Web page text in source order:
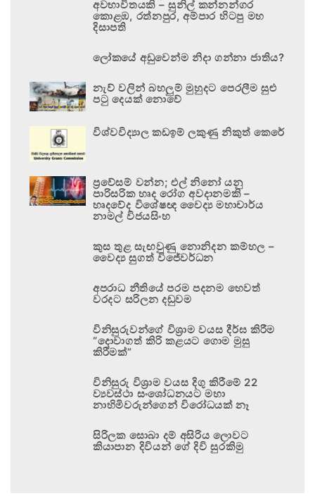
අවභාවිතයකි – සුනිල් කන්නන්ගර
කොළඹ, රත්නපුර, අම්පාර හිටපු මහ
දිසාපති
ලෝකයේ අඩුවෙන්ම නිදා ගන්නා ජාතිය?
නැව් වලින් බහලුම් මුහුදට පෙරලීම සුළු
පටු දෙයක් නොවේ
විශ්වවිද්‍යාල කඩඉම් ලකුණු නිකුත් කෙරේ
ප්‍රවේසම් වන්න; එල් නිනෝ යනු
පාරිසරික හෘද රෝග අවදානමකි –
හෘදවේද විශේෂඥ වෛද්‍ය මහාචාර්ය
නාමල් විජයසිංහ
කුස තුළ සැඟවුණු නොනිදන කම්හල –
වෛද්‍ය සුගත් විජේවර්ධන
අපරාධ නීතියේ පරම පදනම හෙවත්
වරදට සරිලන දඬුවම
විනිසුරුවන්ගේ විශ්‍රාම වයස දීර්ඝ කිරීම
“දොවාගත් කිරි කළයට ගොම මුසු
කිරීමක්”
විනිසුරු විශ්‍රාම වයස දිගු කිරීමේ 22
ව්‍යවස්ථා සංශෝධනයට මහා
නාහිමිවරුන්ගෙන් විරෝධයක් නෑ
සිරිලක සොබා දම් අසිරිය ලොවට
කියාපාන දිවියන් ගේ දිවි සුරකිමු